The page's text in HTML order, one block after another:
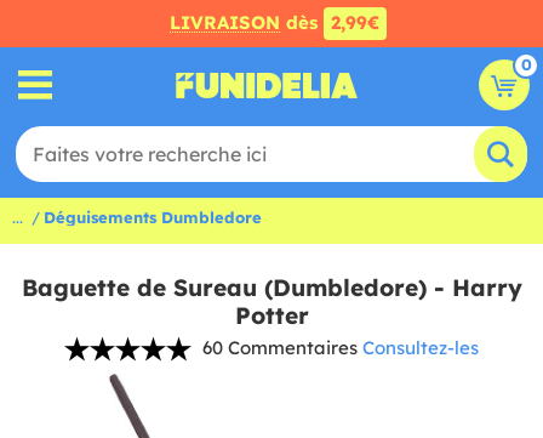
LIVRAISON dès 2,99€
0
... Déguisements Dumbledore
Baguette de Sureau (Dumbledore) - Harry
Potter
60 Commentaires Consultez-les